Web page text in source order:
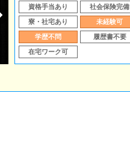
資格手当あり 社会保険完備
寮・社宅あり 未経験可
学歴不問 履歴書不要
在宅ワーク可